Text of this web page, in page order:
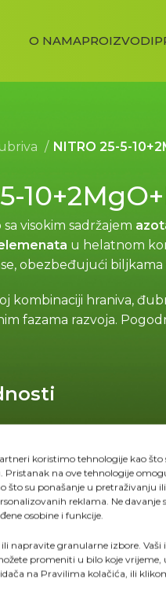
koristimo tehnologije kao što
na ove tehnologije
su ponašanje u pretraživanju
reklama. Ne davanje
osobine i funkcije.
napravite granularne izbore. Vaši
promeniti u bilo koje
na Pravilima kolačića, ili
O NAMAPROIZVODI
NITRO 25-5-
visokim sadržajem
u helatnom
obezbeđujući
kombinaciji hraniva,
fazama razvoja.
za efikasniju
za potpunu i
porast
i folijarne tretmane